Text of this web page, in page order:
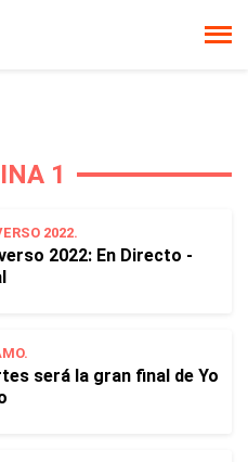
1
2022.
2022: En Directo -
será la gran final de Yo